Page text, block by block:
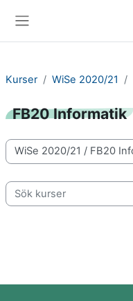
Kurser WiSe 2020/21
FB20 Informatik
Kurskategorier
Sök kurser